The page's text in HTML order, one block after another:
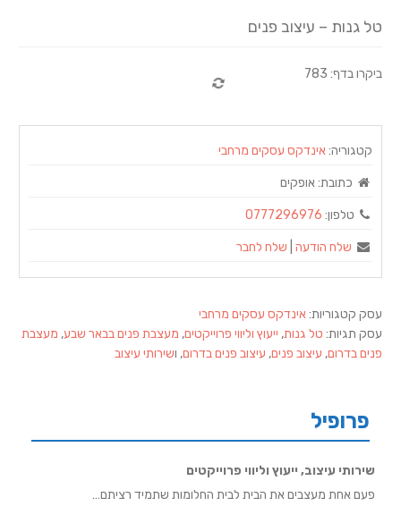
טל גנות – עיצוב פנים
ביקרו בדף: 783
קטגוריה:אינדקס עסקים מרחבי
כתובת:אופקים
טלפון: 0777296976
שלח הודעה שלח לחבר
עסק קטגוריות:אינדקס עסקים מרחבי
עסק תגיות: טל גנות, ייעוץ וליווי פרוייקטים, מעצבת פנים בבאר שבע, מעצבת
פנים בדרום, עיצוב פנים, עיצוב פנים בדרום, ושירותי עיצוב
פרופיל
שירותי עיצוב, ייעוץ וליווי פרוייקטים
פעם אחת מעצבים את הבית לבית החלומות שתמיד רציתם…